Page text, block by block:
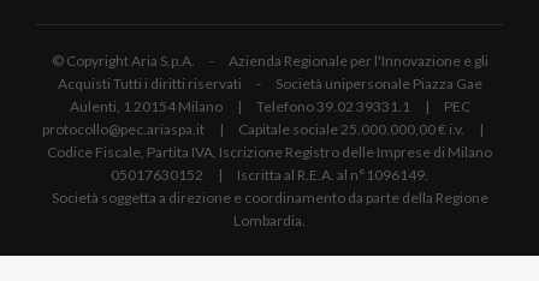
© Copyright Aria S.p.A. - Azienda Regionale per l'Innovazione e gli
Acquisti Tutti i diritti riservati - Società unipersonale Piazza Gae
Aulenti, 1 20154 Milano | Telefono 39.02 39331.1 | PEC
protocollo@pec.ariaspa.it | Capitale sociale 25.000.000,00 € i.v. |
Codice Fiscale, Partita IVA, Iscrizione Registro delle Imprese di Milano
05017630152 | Iscritta al R.E.A. al n°1096149.
Società soggetta a direzione e coordinamento da parte della Regione
Lombardia.